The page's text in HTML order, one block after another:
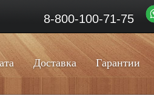
8-800-100-71-75
Доставка Гарантии